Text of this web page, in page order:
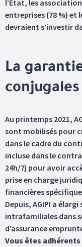
l’Etat, les
entreprises (78 %) et
devraient s’investir
La
conjugales
Au printemps 2021,
sont mobilisés pour
dans le cadre du
incluse dans le
24h/7j pour avoir
prise en charge
financières
Depuis, AGIPI a
intrafamiliales dans
d’assurance
Vous êtes